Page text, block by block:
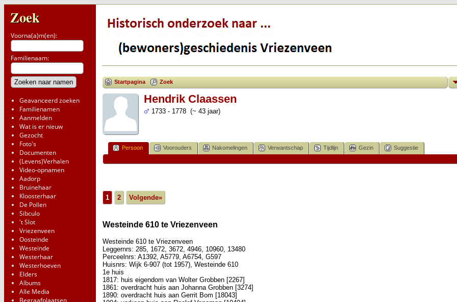
Zoek
Voorna(a)m(en):
Familienaam:
Geavanceerd zoeken
Familienamen
Aanmelden
Wat is er nieuw
Gezocht
Foto's
Documenten
(Levens)Verhalen
Video-opnamen
Aadorp
Bruinehaar
Kloosterhaar
De Pollen
Sibculo
't Slot
Vriezenveen
Oosteinde
Westeinde
Westerhaar
Westerhoeven
Elders
Albums
Alle Media
Begraafplaatsen
Startpagina Zoek
Hendrik Claassen
1733 - 1778 (~ 43 jaar)
Persoon Voorouders Nakomelingen Verwantschap Tijdlijn Gezin Suggestie
1 2 Volgende»
Westeinde 610 te Vriezenveen
Westeinde 610 te Vriezenveen
Leggernrs: 285, 1672, 3672, 4946, 10960, 13480
Perceelnrs: A1392, A5779, A6754, G597
Huisnrs: Wijk 6-907 (tot 1957), Westeinde 610
1e huis
1817: huis eigendom van Wolter Grobben [2267]
1861: overdracht huis aan Johanna Grobben [3274]
1890: overdracht huis aan Gerrit Bom [18043]